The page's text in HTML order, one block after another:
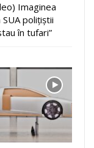
Imaginea
SUA polițiștii
în tufari”